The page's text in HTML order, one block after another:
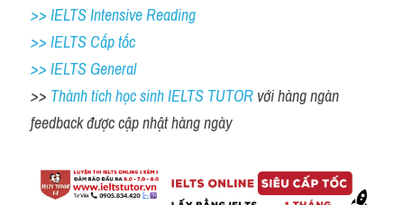
>> IELTS Intensive Reading
>> IELTS Cấp tốc
>> IELTS General
>> Thành tích học sinh IELTS TUTOR với hàng ngàn
feedback được cập nhật hàng ngày